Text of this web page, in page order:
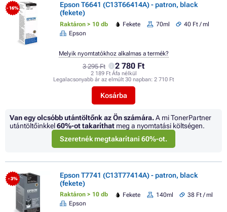
- 16%
Epson T6641 (C13T66414A) - patron, black
(fekete)
Raktáron > 10 db Fekete 70ml
40 Ft / ml
Epson
3 295 Ft 2 780 Ft
2 189 Ft Áfa nélkül
Legalacsonyabb ár az elmúlt 30 napban: 2 710 Ft
Kosárba
Melyik nyomtatókhoz alkalmas a termék?
Van egy olcsóbb utántöltőnk az Ön számára.A mi TonerPartner
utántöltőinkkel60%-ot takaríthat meg a nyomtatási költségen.
Szeretnék megtakarítani 60%-ot.
- 3%
Epson T7741 (C13T77414A) - patron, black
(fekete)
Raktáron > 10 db Fekete 140ml
38 Ft / ml
Epson